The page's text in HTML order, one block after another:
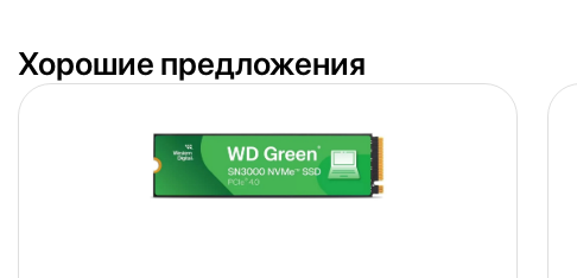
Хорошие предложения